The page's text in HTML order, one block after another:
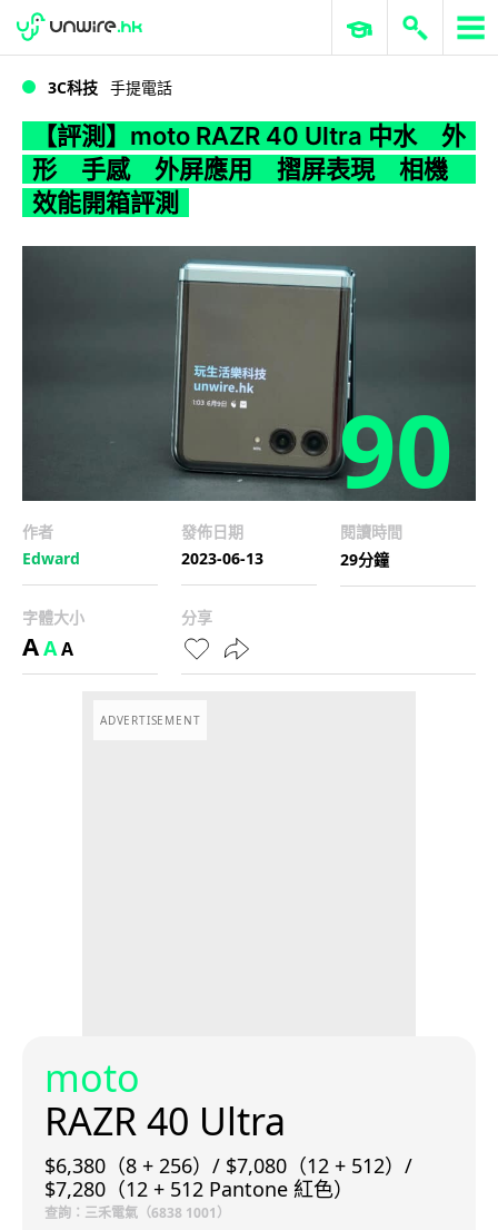
WWDC 2026 ERP 與商業 AI
3C科技 手提電話
【評測】moto RAZR 40 Ultra 中水 外
形 手感 外屏應用 摺屏表現 相機
效能開箱評測
90
作者
Edward
發佈日期
2023-06-13
閱讀時間
29分鐘
字體大小
AAA
分享
ADVERTISEMENT
moto
RAZR 40 Ultra
$6,380（8 + 256）/ $7,080（12 + 512）/
$7,280（12 + 512 Pantone 紅色）
查詢：三禾電氣（6838 1001）